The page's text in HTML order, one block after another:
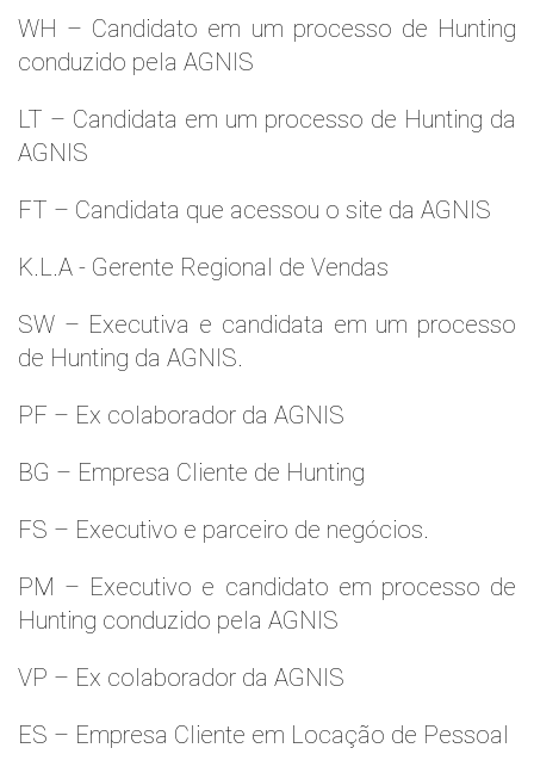
WH – Candidato em um processo de Hunting
conduzido pela AGNIS
LT – Candidata em um processo de Hunting da
AGNIS
FT – Candidata que acessou o site da AGNIS
K.L.A - Gerente Regional de Vendas
SW – Executiva e candidata em um processo
de Hunting da AGNIS.
PF – Ex colaborador da AGNIS
BG – Empresa Cliente de Hunting
FS – Executivo e parceiro de negócios.
PM – Executivo e candidato em processo de
Hunting conduzido pela AGNIS
VP – Ex colaborador da AGNIS
ES – Empresa Cliente em Locação de Pessoal